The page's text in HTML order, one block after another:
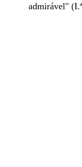
admirável"